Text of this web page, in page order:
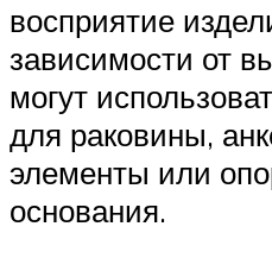
восприятие
зависимости от
могут
для раковины,
элементы или
основания.